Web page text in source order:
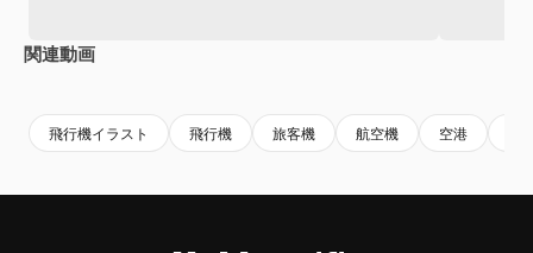
関連動画
飛行機イラスト 飛行機 旅客機 航空機 空港